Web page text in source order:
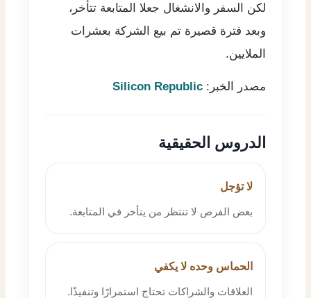
لكن السفر والانشغال جعلا المتابعة تتأخر،
وبعد فترة قصيرة تم بيع الشركة بعشرات
الملايين.
مصدر الخبر: Silicon Republic
الدروس الحقيقية
لا تؤجل
بعض الفرص لا تنتظر من يتأخر في المتابعة.
الحماس وحده لا يكفي
العلاقات والشراكات تحتاج استمرارًا وتنفيذًا.